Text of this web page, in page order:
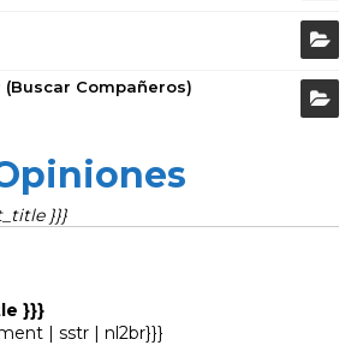
Compañeros)
}}}
}}}
| sstr | nl2br}}}